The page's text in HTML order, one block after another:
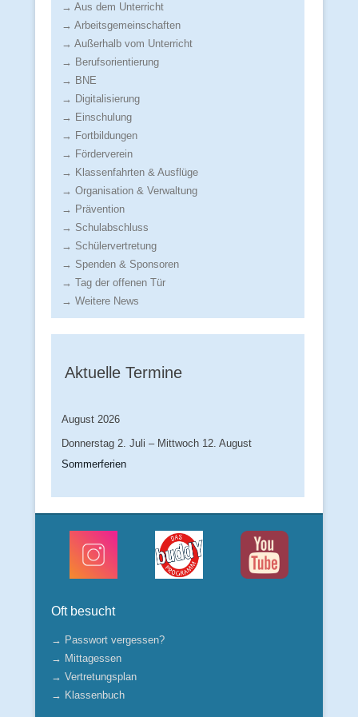
→ Aus dem Unterricht
→ Arbeitsgemeinschaften
→ Außerhalb vom Unterricht
→ Berufsorientierung
→ BNE
→ Digitalisierung
→ Einschulung
→ Fortbildungen
→ Förderverein
→ Klassenfahrten & Ausflüge
→ Organisation & Verwaltung
→ Prävention
→ Schulabschluss
→ Schülervertretung
→ Spenden & Sponsoren
→ Tag der offenen Tür
→ Weitere News
Aktuelle Termine
August 2026
Donnerstag 2. Juli – Mittwoch 12. August
Sommerferien
Oft besucht
→ Passwort vergessen?
→ Mittagessen
→ Vertretungsplan
→ Klassenbuch